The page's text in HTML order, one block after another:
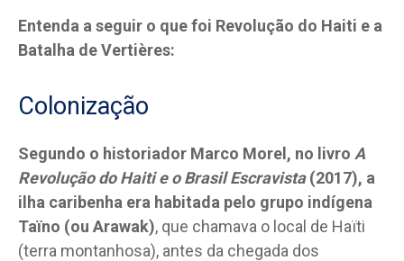
Entenda a seguir o que foi Revolução do Haiti e a
Batalha de Vertières:
Colonização
Segundo o historiador Marco Morel, no livro A
Revolução do Haiti e o Brasil Escravista(2017), a
ilha caribenha era habitada pelo grupo indígena
Taïno (ou Arawak), que chamava o local de Haïti
(terra montanhosa), antes da chegada dos